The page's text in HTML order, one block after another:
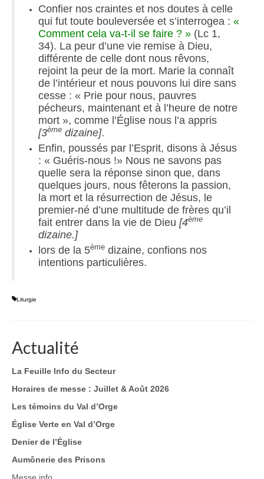
Confier nos craintes et nos doutes à celle
qui fut toute bouleversée et s’interrogea : «
Comment cela va-t-il se faire ? » (Lc 1,
34). La peur d’une vie remise à Dieu,
différente de celle dont nous rêvons,
rejoint la peur de la mort. Marie la connaît
de l’intérieur et nous pouvons lui dire sans
cesse : « Prie pour nous, pauvres
pécheurs, maintenant et à l’heure de notre
mort », comme l’Église nous l’a appris
[3ème dizaine].
Enfin, poussés par l’Esprit, disons à Jésus
: « Guéris-nous !» Nous ne savons pas
quelle sera la réponse sinon que, dans
quelques jours, nous fêterons la passion,
la mort et la résurrection de Jésus, le
premier-né d’une multitude de frères qu’il
fait entrer dans la vie de Dieu [4ème
dizaine.]
lors de la 5ème dizaine, confions nos
intentions particulières.
Liturgie
Actualité
La Feuille Info du Secteur
Horaires de messe : Juillet & Août 2026
Les témoins du Val d’Orge
Église Verte en Val d’Orge
Denier de l’Église
Aumônerie des Prisons
Messe info